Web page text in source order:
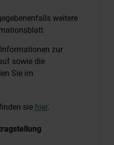
weitere
zur
sowie die
Sie im
sie hier.